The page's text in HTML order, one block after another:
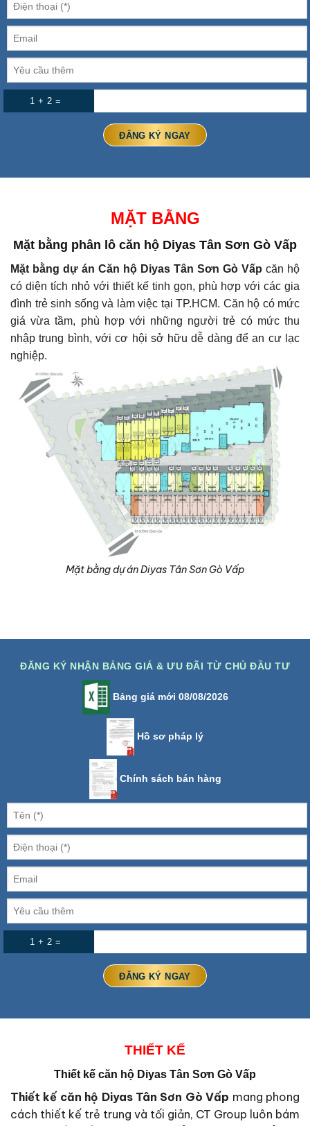
1 + 2 =
MẶT BẰNG
Mặt bằng phân lô căn hộ Diyas Tân Sơn Gò Vấp
Mặt bằng dự án Căn hộ Diyas Tân Sơn Gò Vấp căn hộ
có diện tích nhỏ với thiết kế tinh gọn, phù hợp với các gia
đình trẻ sinh sống và làm việc tại TP.HCM. Căn hộ có mức
giá vừa tầm, phù hợp với những người trẻ có mức thu
nhập trung bình, với cơ hội sở hữu dễ dàng để an cư lạc
nghiệp.
Mặt bằng dự án Diyas Tân Sơn Gò Vấp
ĐĂNG KÝ NHẬN BẢNG GIÁ & ƯU ĐÃI TỪ CHỦ ĐẦU TƯ
Bảng giá mới 08/08/2026
Hồ sơ pháp lý
Chính sách bán hàng
1 + 2 =
THIẾT KẾ
Thiết kế căn hộ Diyas Tân Sơn Gò Vấp
Thiết kế căn hộ Diyas Tân Sơn Gò Vấp mang phong
cách thiết kế trẻ trung và tối giản, CT Group luôn bám